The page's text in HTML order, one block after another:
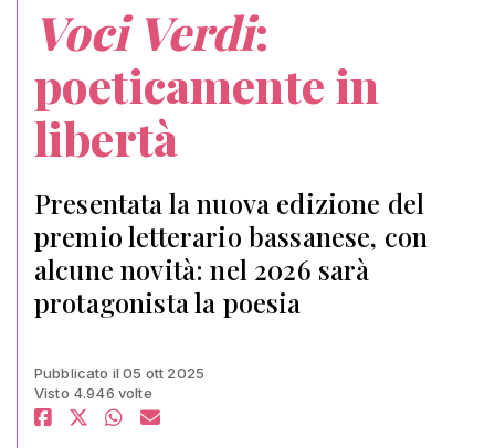
Voci Verdi:
poeticamente in
libertà
Presentata la nuova edizione del
premio letterario bassanese, con
alcune novità: nel 2026 sarà
protagonista la poesia
Pubblicato il 05 ott 2025
Visto 4.946 volte